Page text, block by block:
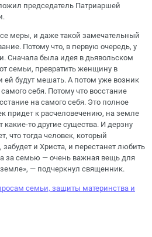
председатель Патриаршей
меры, и даже такой замечательный
Потому что, в первую очередь, у
Сначала была идея в дьявольском
семьи, превратить женщину в
ей будут мешать. А потом уже возник
себя. Потому что восстание
на самого себя. Это полное
придет к расчеловечению, на земле
какие-то другие существа. И дерзну
что тогда человек, который
и Христа, и перестанет любить
за семью — очень важная вещь для
— подчеркнул священник.
семьи, защиты материнства и